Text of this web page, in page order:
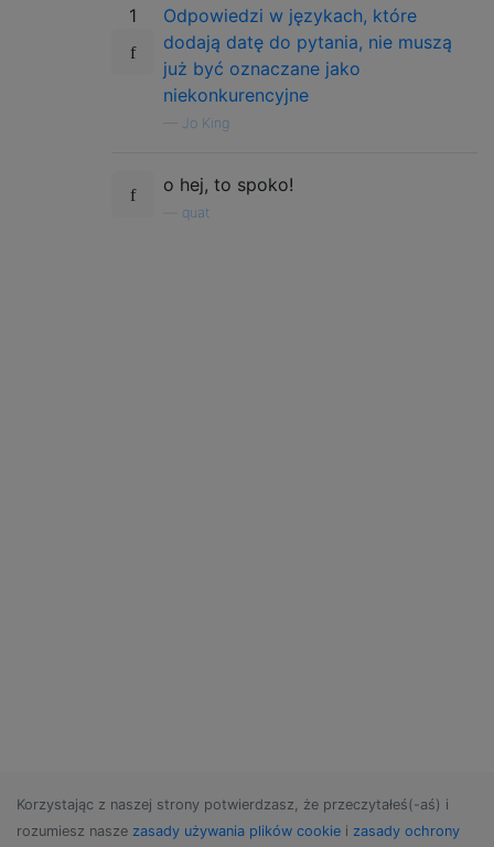
1
Odpowiedzi w językach, które
dodają datę do pytania, nie muszą
już być oznaczane jako
niekonkurencyjne
Jo King
o hej, to spoko!
quat
Korzystając z naszej strony potwierdzasz, że przeczytałeś(-aś) i
rozumiesz nasze zasady używania plików cookie i zasady ochrony